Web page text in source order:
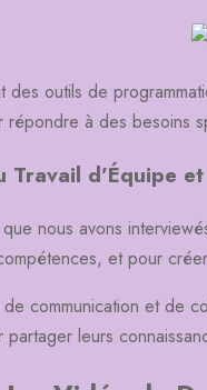
des outils de
répondre à des besoins
Travail d’Équipe
nous avons
et pour
communication et de
partager leurs